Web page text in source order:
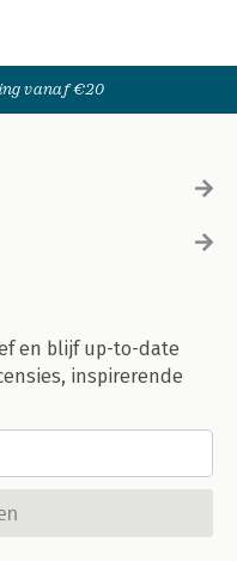
vanaf €20
en blijf up-to-date
inspirerende